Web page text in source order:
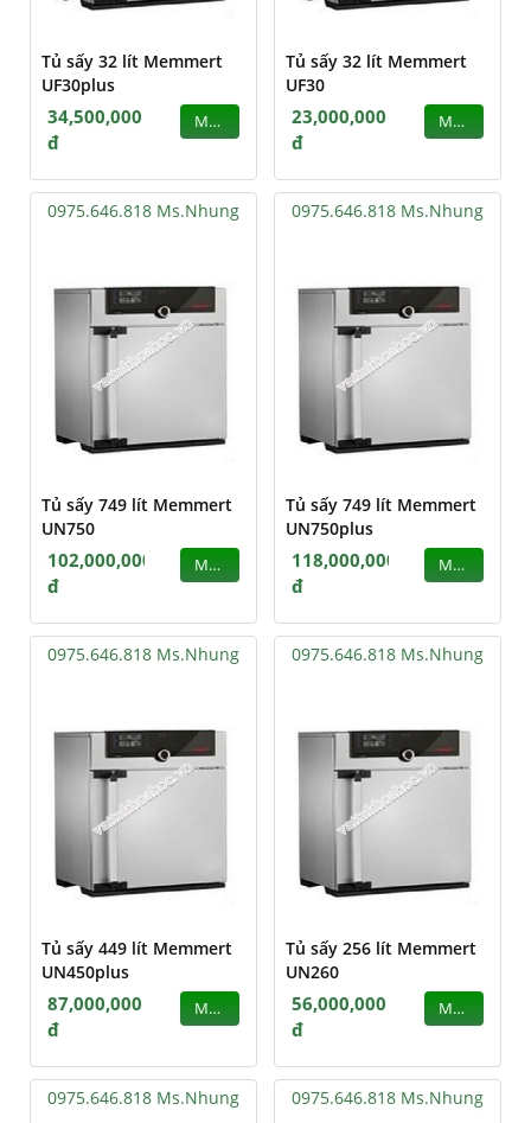
Tủ sấy 32 lít Memmert
UF30plus
34,500,000
đ
MUA
Tủ sấy 32 lít Memmert
UF30
23,000,000
đ
MUA
0975.646.818 Ms.Nhung
Tủ sấy 749 lít Memmert
UN750
102,000,000
đ
MUA
0975.646.818 Ms.Nhung
Tủ sấy 749 lít Memmert
UN750plus
118,000,000
đ
MUA
0975.646.818 Ms.Nhung
Tủ sấy 449 lít Memmert
UN450plus
87,000,000
đ
MUA
0975.646.818 Ms.Nhung
Tủ sấy 256 lít Memmert
UN260
56,000,000
đ
MUA
0975.646.818 Ms.Nhung 0975.646.818 Ms.Nhung